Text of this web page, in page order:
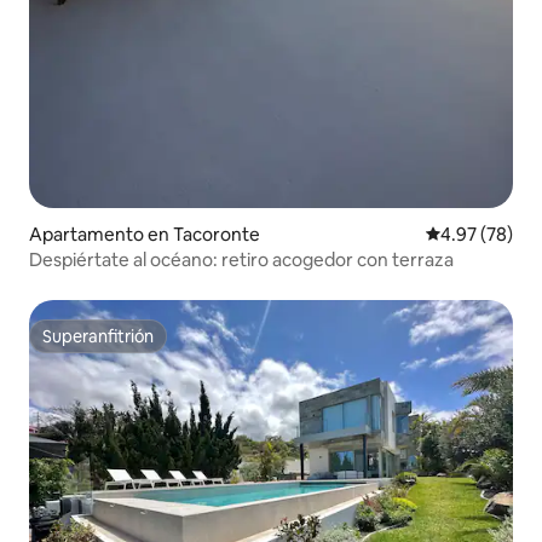
Apartamento en Tacoronte Calificación
4.97 (78)
Despiértate al océano: retiro acogedor con terraza
Superanfitrión
Superanfitrión